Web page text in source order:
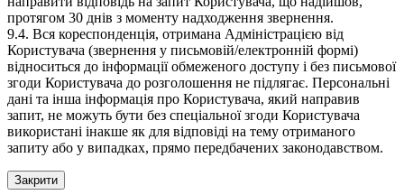
протягом 30 днів з моменту надходження звернення.
9.4. Вся кореспонденція, отримана Адміністрацією від
Користувача (звернення у письмовій/електронній формі)
відноситься до інформації обмеженого доступу і без письмової
згоди Користувача до розголошення не підлягає. Персональні
дані та інша інформація про Користувача, який направив
запит, не можуть бути без спеціальної згоди Користувача
використані інакше як для відповіді на тему отриманого
запиту або у випадках, прямо передбачених законодавством.
Закрити